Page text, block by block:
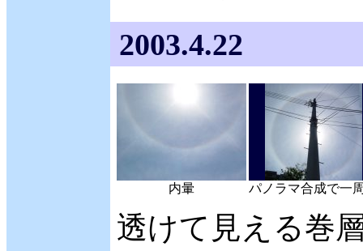
2003.4.22
内暈 パノラマ合成で一
透けて見える巻